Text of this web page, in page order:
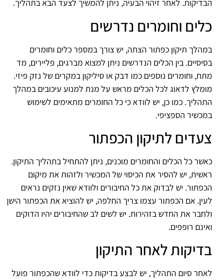
הבדיקות. לאחר זיהוי הבעיה, ניתן להמשיך לצעד הבא בתהליך.
כלים וחומרים נדרשים
במהלך תיקון כפתור הצתה, יש צורך במספר כלים וחומרים
בסיסיים. בין הכלים הנדרשים ניתן למצוא מברגים, פליירים, מד
מתח, וחומרים נוספים כמו דבק או סיליקון במקרים של נזק פיזי.
מומלץ לדאוג לכל הכלים מראש על מנת למנוע עיכובים במהלך
התהליך. כמו כן, יש לוודא כי כל החומרים מתאימים לשימוש
במכשיר הספציפי.
צעדים לתיקון הכפתור
כאשר כל הכלים והחומרים מוכנים, ניתן להתחיל בתהליך התיקון.
ראשית, יש להסיר את הכיסוי של המכשיר ולזהות את מיקום
הכפתור. יש לבדוק את כל החיבורים ולוודא שאין נזקים נראים
לעין. אם הכפתור עצמו צריך החלפה, יש להוציא את הכפתור הישן
ולחבר את החדש בזהירות. יש לשים לב שהחיבורים יהיו הדוקים
ואינם רופפים.
בדיקות לאחר התיקון
לאחר סיום התהליך, יש לבצע בדיקות כדי לוודא שהכפתור פועל